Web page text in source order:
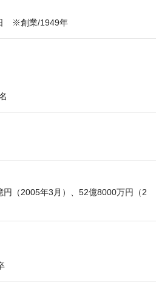
※創業/1949年
（2005年3月）、52億8000万円（2